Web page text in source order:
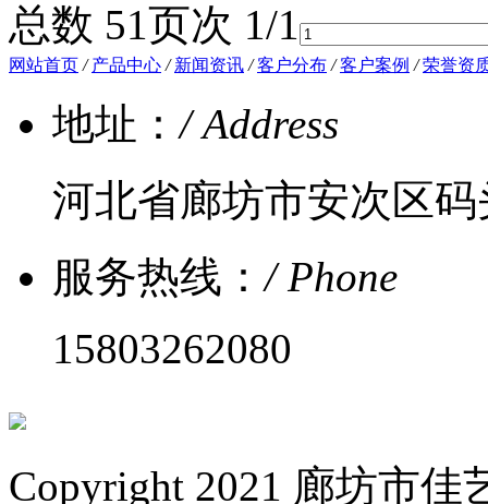
总数 51页次 1/1
网站首页 / 产品中心 / 新闻资讯 / 客户分布 / 客户案例 / 荣誉资
地址：/ Address
河北省廊坊市安次区码
服务热线：/ Phone
15803262080
Copyright 2021 廊坊市